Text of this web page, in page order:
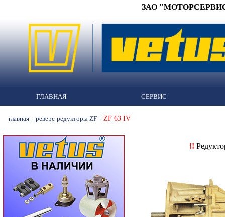
ЗАО "МОТОРСЕРВИС"
ГЛАВНАЯ СЕРВИС
главная - реверс-редукторы ZF - ZF 63 IV
!!